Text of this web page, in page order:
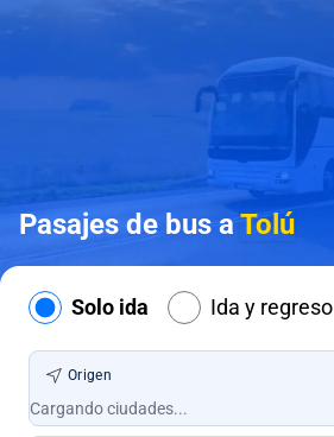
Pasajes de bus aTolú
Solo ida Ida y regreso
Origen